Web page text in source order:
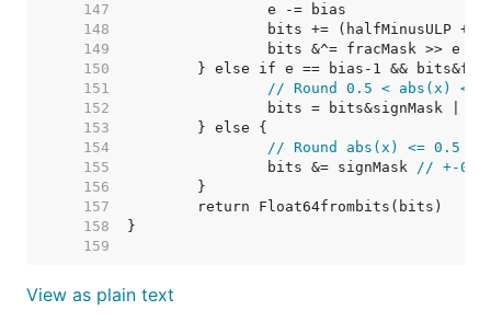
   147
   148
   149
   150
   151
// Round 0.5 < abs(x) <
   152
bits = bits&signMask |
   153
   154
// Round abs(x) <= 0.5
   155
		bits &= signMask
// +-0
   156
   157
   158
   159
View as plain text